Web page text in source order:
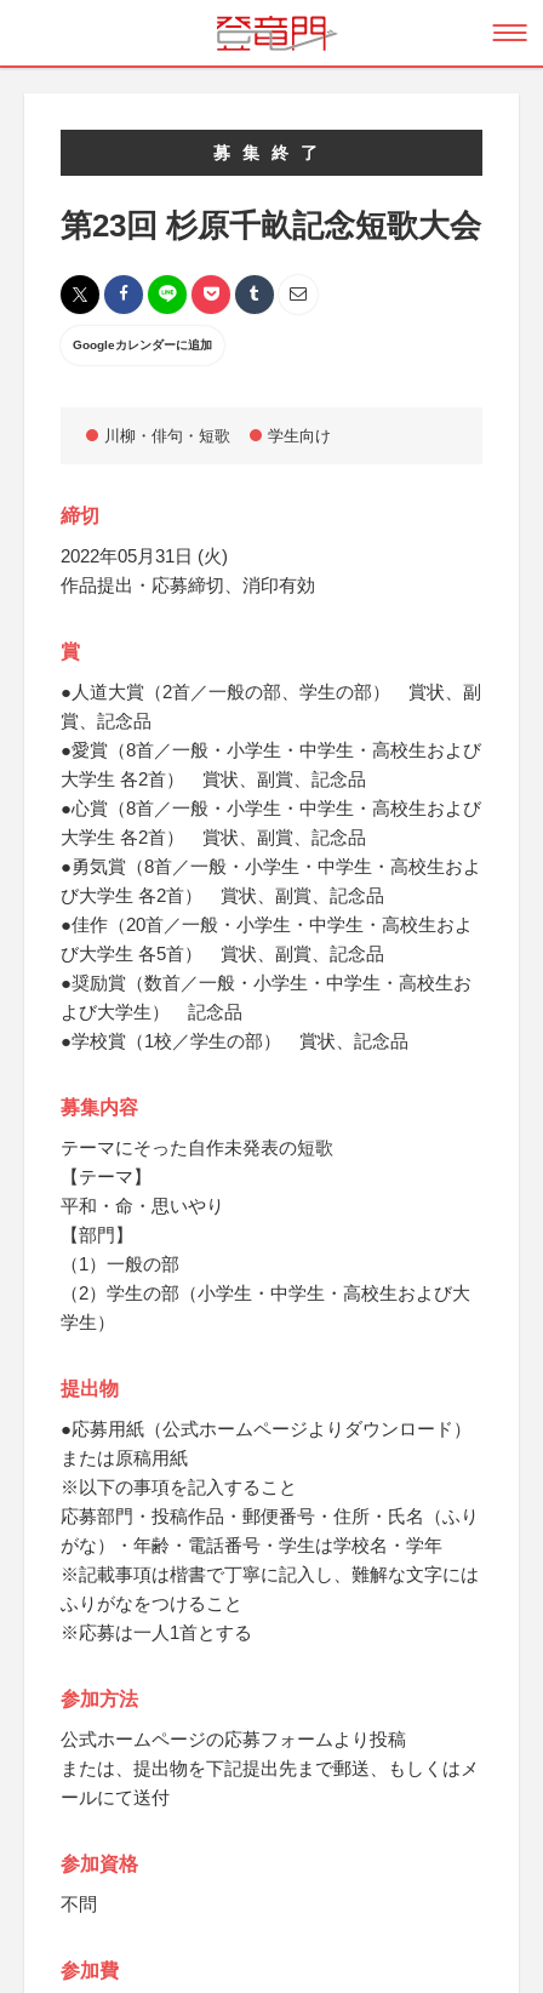
募集終了
第23回 杉原千畝記念短歌大会
Googleカレンダーに追加
川柳・俳句・短歌 学生向け
締切
2022年05月31日 (火)
作品提出・応募締切、消印有効
賞
●人道大賞（2首／一般の部、学生の部） 賞状、副
賞、記念品
●愛賞（8首／一般・小学生・中学生・高校生および
大学生 各2首） 賞状、副賞、記念品
●心賞（8首／一般・小学生・中学生・高校生および
大学生 各2首） 賞状、副賞、記念品
●勇気賞（8首／一般・小学生・中学生・高校生およ
び大学生 各2首） 賞状、副賞、記念品
●佳作（20首／一般・小学生・中学生・高校生およ
び大学生 各5首） 賞状、副賞、記念品
●奨励賞（数首／一般・小学生・中学生・高校生お
よび大学生） 記念品
●学校賞（1校／学生の部） 賞状、記念品
募集内容
テーマにそった自作未発表の短歌
【テーマ】
平和・命・思いやり
【部門】
（1）一般の部
（2）学生の部（小学生・中学生・高校生および大
学生）
提出物
●応募用紙（公式ホームページよりダウンロード）
または原稿用紙
※以下の事項を記入すること
応募部門・投稿作品・郵便番号・住所・氏名（ふり
がな）・年齢・電話番号・学生は学校名・学年
※記載事項は楷書で丁寧に記入し、難解な文字には
ふりがなをつけること
※応募は一人1首とする
参加方法
公式ホームページの応募フォームより投稿
または、提出物を下記提出先まで郵送、もしくはメ
ールにて送付
参加資格
不問
参加費